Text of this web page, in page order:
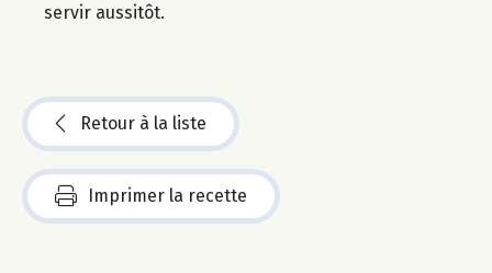
servir aussitôt.
Retour à la liste
Imprimer la recette